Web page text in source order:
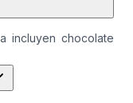
incluyen chocolate